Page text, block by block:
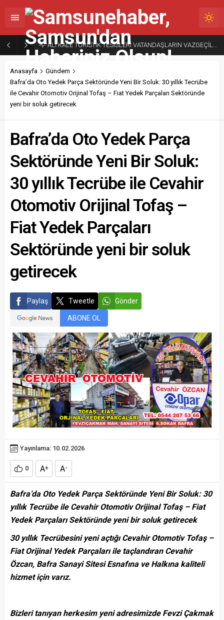
ALİ KALE TURİSTİK TESİSLERİ VATANDAŞLARIN VAZGEÇİLMEZ ADRESİ
Anasayfa
Gündem
Bafra’da Oto Yedek Parça Sektöründe Yeni Bir Soluk: 30 yıllık Tecrübe
ile Cevahir Otomotiv Orijinal Tofaş – Fiat Yedek Parçaları Sektöründe
yeni bir soluk getirecek
Bafra’da Oto Yedek Parça
Sektöründe Yeni Bir Soluk:
30 yıllık Tecrübe ile Cevahir
Otomotiv Orijinal Tofaş –
Fiat Yedek Parçaları
Sektöründe yeni bir soluk
getirecek
Paylaş Tweetle Gönder
ABONE OL
Yayınlama: 10.02.2026
0 A+ A-
Bafra’da Oto Yedek Parça Sektöründe Yeni Bir Soluk: 30
yıllık Tecrübe ile Cevahir Otomotiv Orijinal Tofaş – Fiat
Yedek Parçaları Sektöründe yeni bir soluk getirecek
30 yıllık Tecrübesini yeni açtığı Cevahir Otomotiv Tofaş –
Fiat Orijinal Yedek Parçaları ile taçlandıran Cevahir
Özcan, Bafra Sanayi Sitesi Esnafına ve Halkına kaliteli
hizmet için varız.
Bizleri tanıyan herkesim yeni adresimizde Fevzi Çakmak